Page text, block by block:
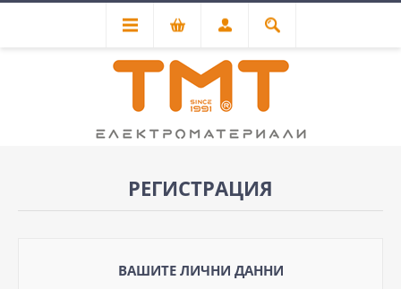
РЕГИСТРАЦИЯ
ВАШИТЕ ЛИЧНИ ДАННИ